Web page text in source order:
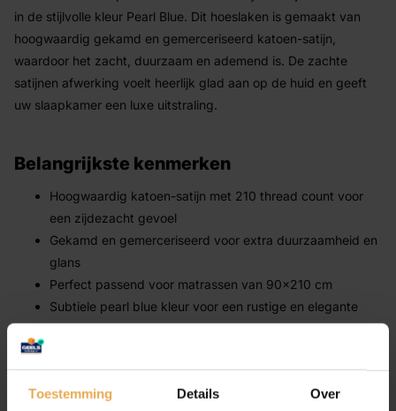
Toestemming Details Over
in de stijlvolle kleur Pearl Blue. Dit hoeslaken is gemaakt van
hoogwaardig gekamd en gemerceriseerd katoen-satijn,
waardoor het zacht, duurzaam en ademend is. De zachte
satijnen afwerking voelt heerlijk glad aan op de huid en geeft
uw slaapkamer een luxe uitstraling.
Belangrijkste kenmerken
Hoogwaardig katoen-satijn met 210 thread count voor
een zijdezacht gevoel
Gekamd en gemerceriseerd voor extra duurzaamheid en
glans
Perfect passend voor matrassen van 90x210 cm
Subtiele pearl blue kleur voor een rustige en elegante
slaapkamer
beddengoed
Goede vochtregulatie voor een frisse nachtrust